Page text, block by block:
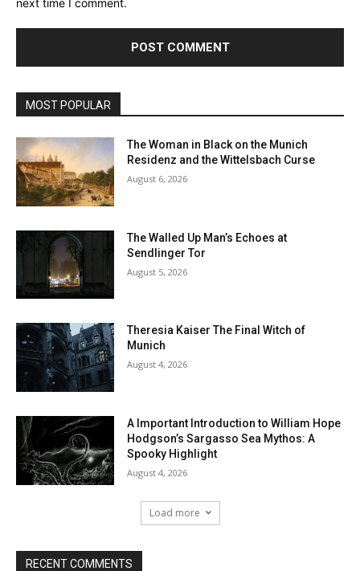
MOST POPULAR
The Woman in Black on the Munich
Residenz and the Wittelsbach Curse
August 6, 2026
The Walled Up Man’s Echoes at
Sendlinger Tor
August 5, 2026
Theresia Kaiser The Final Witch of
Munich
August 4, 2026
A Important Introduction to William Hope
Hodgson’s Sargasso Sea Mythos: A
Spooky Highlight
August 4, 2026
Load more
RECENT COMMENTS